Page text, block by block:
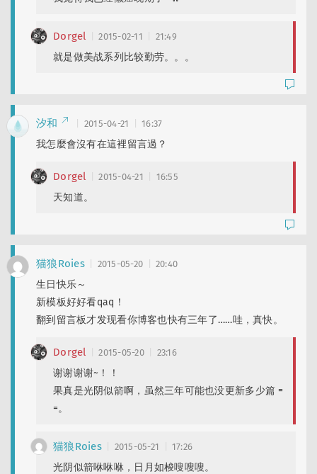
Dorgel 2015-02-11 21:49
就是做美战系列比较勤劳。。。
汐和 2015-04-21 16:37
我怎麼會沒有在這裡留言過？
Dorgel 2015-04-21 16:55
天知道。
猫狼Roies 2015-05-20 20:40
生日快乐～
新模板好好看qaq！
翻到留言板才发现看你博客也快有三年了……哇，真快。
Dorgel 2015-05-20 23:16
谢谢谢谢~！！
果真是光阴似箭啊，虽然三年可能也没更新多少篇 =
=。
猫狼Roies 2015-05-21 17:26
光阴似箭咻咻咻，日月如梭嗖嗖嗖。